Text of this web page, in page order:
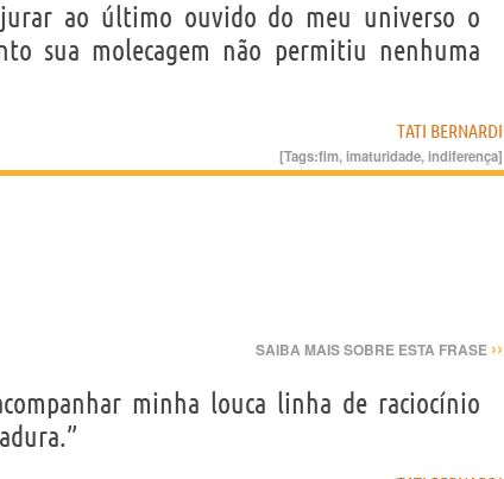
ao último ouvido do meu universo o
sua molecagem não permitiu nenhuma
TATI BERNARDI
[Tags:fim,imaturidade,indiferença]
SAIBA MAIS SOBRE ESTA FRASE ››
minha louca linha de raciocínio